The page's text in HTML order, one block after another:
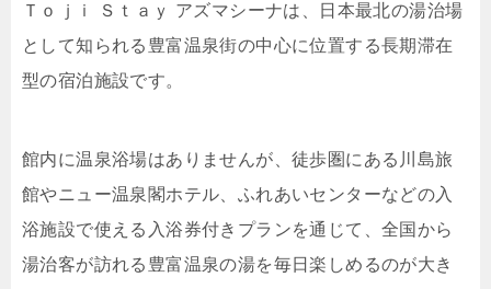
Ｔｏｊｉ Ｓｔａｙ アズマシーナは、日本最北の湯治場
として知られる豊富温泉街の中心に位置する長期滞在
型の宿泊施設です。
館内に温泉浴場はありませんが、徒歩圏にある川島旅
館やニュー温泉閣ホテル、ふれあいセンターなどの入
浴施設で使える入浴券付きプランを通じて、全国から
湯治客が訪れる豊富温泉の湯を毎日楽しめるのが大き